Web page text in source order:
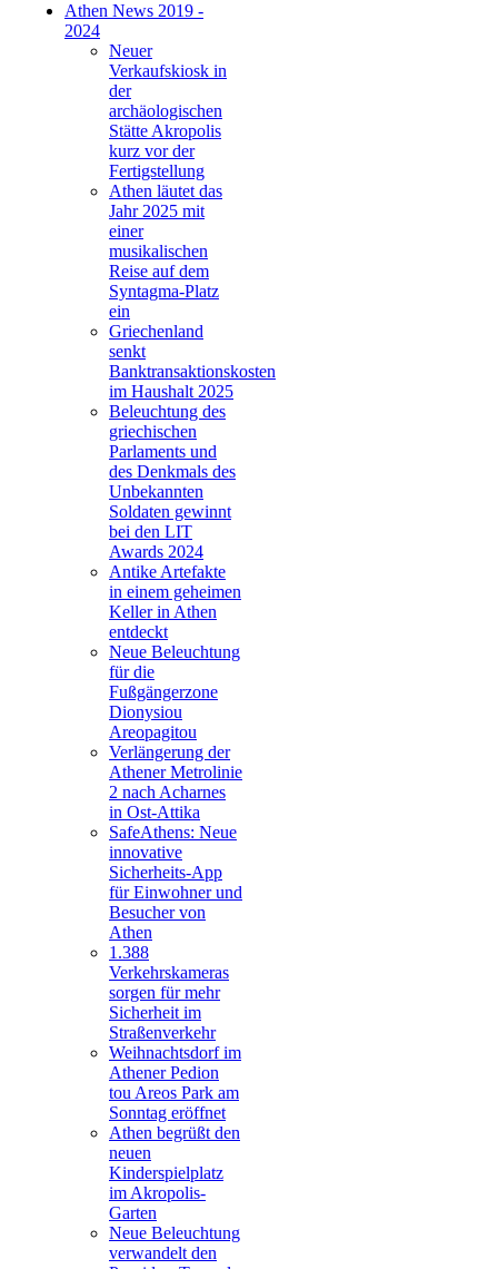
Athen News 2019 -
2024
Neuer
Verkaufskiosk in
der
archäologischen
Stätte Akropolis
kurz vor der
Fertigstellung
Athen läutet das
Jahr 2025 mit
einer
musikalischen
Reise auf dem
Syntagma-Platz
ein
Griechenland
senkt
Banktransaktionskosten
im Haushalt 2025
Beleuchtung des
griechischen
Parlaments und
des Denkmals des
Unbekannten
Soldaten gewinnt
bei den LIT
Awards 2024
Antike Artefakte
in einem geheimen
Keller in Athen
entdeckt
Neue Beleuchtung
für die
Fußgängerzone
Dionysiou
Areopagitou
Verlängerung der
Athener Metrolinie
2 nach Acharnes
in Ost-Attika
SafeAthens: Neue
innovative
Sicherheits-App
für Einwohner und
Besucher von
Athen
1.388
Verkehrskameras
sorgen für mehr
Sicherheit im
Straßenverkehr
Weihnachtsdorf im
Athener Pedion
tou Areos Park am
Sonntag eröffnet
Athen begrüßt den
neuen
Kinderspielplatz
im Akropolis-
Garten
Neue Beleuchtung
verwandelt den